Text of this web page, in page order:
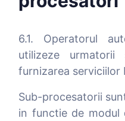
6.1. Operatorul
utilizeze urmatorii
furnizarea serviciilor
Sub-procesatorii
in functie de modul